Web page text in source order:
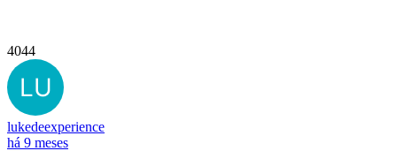
4044
lukedeexperience
há 9 meses